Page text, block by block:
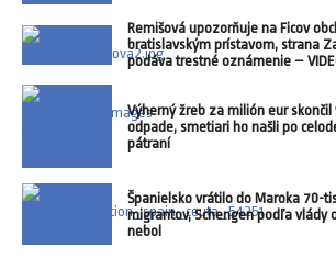
Remišová upozorňuje na Ficov
bratislavským prístavom, strana
podáva trestné oznámenie –
Výherný žreb za milión eur skončil
odpade, smetiari ho našli po
pátraní
Španielsko vrátilo do Maroka 70-
migrantov, Schengen podľa vlády
nebol